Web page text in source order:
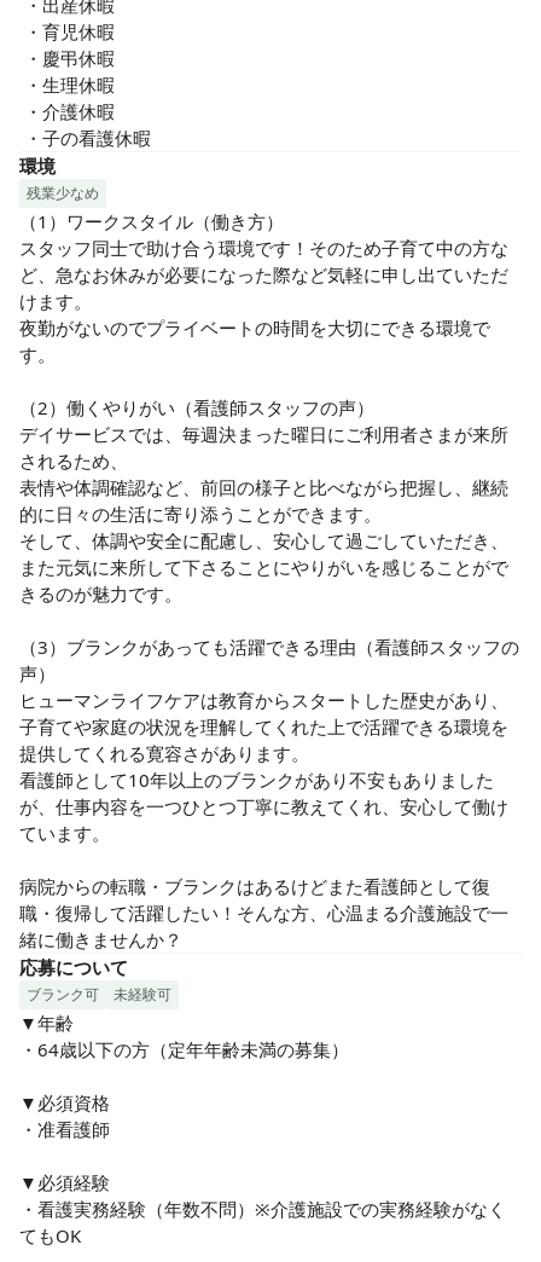
・子の看護休暇
環境
残業少なめ
（1）ワークスタイル（働き方）
スタッフ同士で助け合う環境です！そのため子育て中の方な
ど、急なお休みが必要になった際など気軽に申し出ていただ
けます。
夜勤がないのでプライベートの時間を大切にできる環境で
す。
（2）働くやりがい（看護師スタッフの声）
デイサービスでは、毎週決まった曜日にご利用者さまが来所
されるため、
表情や体調確認など、前回の様子と比べながら把握し、継続
的に日々の生活に寄り添うことができます。
そして、体調や安全に配慮し、安心して過ごしていただき、
また元気に来所して下さることにやりがいを感じることがで
きるのが魅力です。
（3）ブランクがあっても活躍できる理由（看護師スタッフの
声）
ヒューマンライフケアは教育からスタートした歴史があり、
子育てや家庭の状況を理解してくれた上で活躍できる環境を
提供してくれる寛容さがあります。
看護師として10年以上のブランクがあり不安もありました
が、仕事内容を一つひとつ丁寧に教えてくれ、安心して働け
ています。
病院からの転職・ブランクはあるけどまた看護師として復
職・復帰して活躍したい！そんな方、心温まる介護施設で一
緒に働きませんか？
応募について
ブランク可 未経験可
▼年齢
・64歳以下の方（定年年齢未満の募集）
▼必須資格
・准看護師
▼必須経験
・看護実務経験（年数不問）※介護施設での実務経験がなく
てもOK